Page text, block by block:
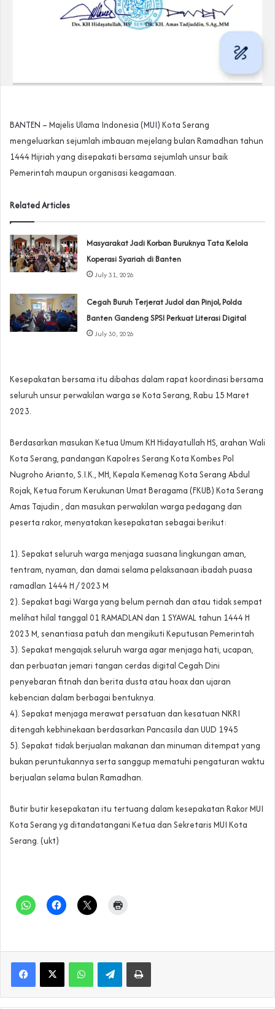
BANTEN – Majelis Ulama Indonesia (MUI) Kota Serang
mengeluarkan sejumlah imbauan mejelang bulan Ramadhan tahun
1444 Hijriah yang disepakati bersama sejumlah unsur baik
Pemerintah maupun organisasi keagamaan.
Related Articles
‎Masyarakat Jadi Korban Buruknya Tata Kelola
Koperasi Syariah di Banten
July 31, 2026
Cegah Buruh Terjerat Judol dan Pinjol, Polda
Banten Gandeng SPSI Perkuat Literasi Digital
July 30, 2026
Kesepakatan bersama itu dibahas dalam rapat koordinasi bersama
seluruh unsur perwakilan warga se Kota Serang, Rabu 15 Maret
2023.
Berdasarkan masukan Ketua Umum KH Hidayatullah HS, arahan Wali
Kota Serang, pandangan Kapolres Serang Kota Kombes Pol
Nugroho Arianto, S.I.K., MH, Kepala Kemenag Kota Serang Abdul
Rojak, Ketua Forum Kerukunan Umat Beragama (FKUB) Kota Serang
Amas Tajudin , dan masukan perwakilan warga pedagang dan
peserta rakor, menyatakan kesepakatan sebagai berikut:
1). Sepakat seluruh warga menjaga suasana lingkungan aman,
tentram, nyaman, dan damai selama pelaksanaan ibadah puasa
ramadlan 1444 H / 2023 M
2). Sepakat bagi Warga yang belum pernah dan atau tidak sempat
melihat hilal tanggal 01 RAMADLAN dan 1 SYAWAL tahun 1444 H
2023 M, senantiasa patuh dan mengikuti Keputusan Pemerintah
3). Sepakat mengajak seluruh warga agar menjaga hati, ucapan,
dan perbuatan jemari tangan cerdas digital Cegah Dini
penyebaran fitnah dan berita dusta atau hoax dan ujaran
kebencian dalam berbagai bentuknya.
4). Sepakat menjaga merawat persatuan dan kesatuan NKRI
ditengah kebhinekaan berdasarkan Pancasila dan UUD 1945
5). Sepakat tidak berjualan makanan dan minuman ditempat yang
bukan peruntukannya serta sanggup mematuhi pengaturan waktu
berjualan selama bulan Ramadhan.
Butir butir kesepakatan itu tertuang dalam kesepakatan Rakor MUI
Kota Serang yg ditandatangani Ketua dan Sekretaris MUI Kota
Serang. (ukt)
WhatsAppTelegramPrint